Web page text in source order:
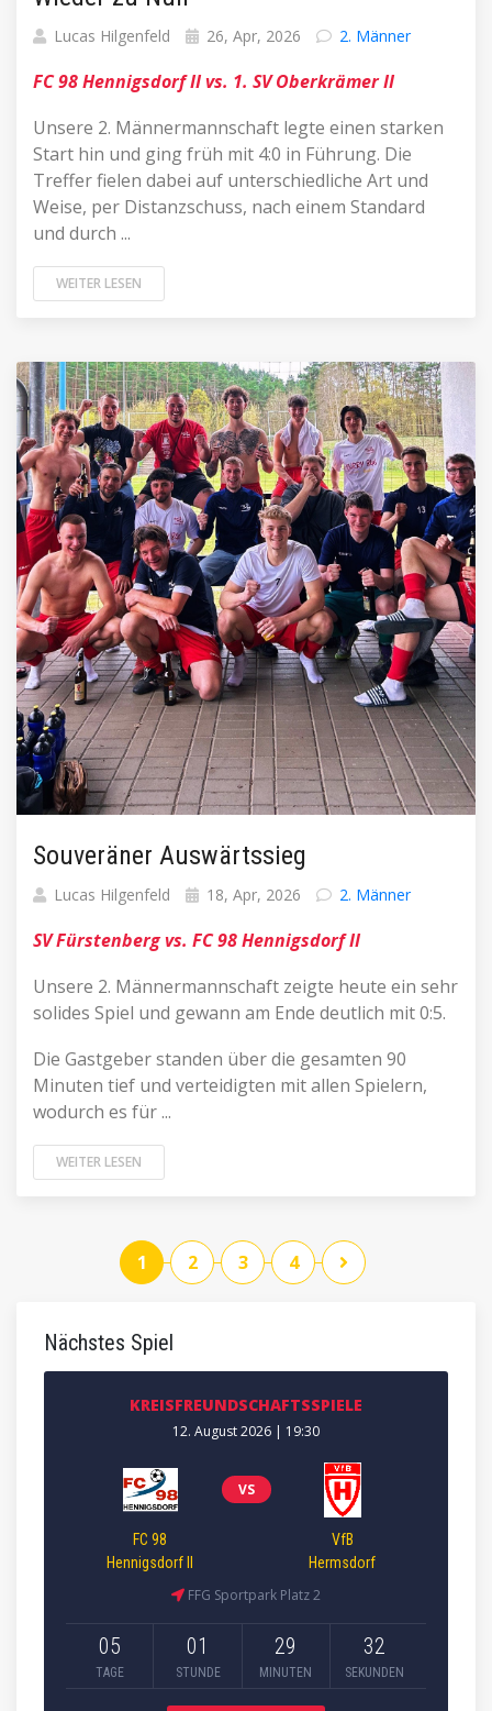
Lucas Hilgenfeld 26, Apr, 2026 2. Männer
FC 98 Hennigsdorf II vs. 1. SV Oberkrämer II
Unsere 2. Männermannschaft legte einen starken
Start hin und ging früh mit 4:0 in Führung. Die
Treffer fielen dabei auf unterschiedliche Art und
Weise, per Distanzschuss, nach einem Standard
und durch ...
WEITER LESEN
Souveräner Auswärtssieg
Lucas Hilgenfeld 18, Apr, 2026 2. Männer
SV Fürstenberg vs. FC 98 Hennigsdorf II
Unsere 2. Männermannschaft zeigte heute ein sehr
solides Spiel und gewann am Ende deutlich mit 0:5.
Die Gastgeber standen über die gesamten 90
Minuten tief und verteidigten mit allen Spielern,
wodurch es für ...
WEITER LESEN
1 2 3 4
Nächstes Spiel
KREISFREUNDSCHAFTSSPIELE
12. August 2026 | 19:30
FC 98
Hennigsdorf II
VS
VfB
Hermsdorf
FFG Sportpark Platz 2
05
TAGE
01
STUNDE
29
MINUTEN
31
SEKUNDEN